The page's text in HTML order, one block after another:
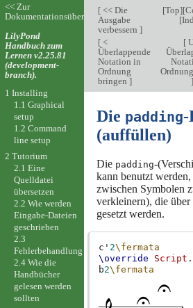
[<< Die
Ausgabe
verbessern ]
[Top][
[
[<
Überlappende
Notation in
Ordnung
bringen ]
[
]
Die padding-
(auffüllen)
Die padding-
kann benutzt
zwischen Symbolen
verkleinern), die
gesetzt werden.
c' 2\fermata
\override
Script .
b2\fermata
<< Zur
Dokumentationsübersicht
LilyPond
Handbuch zum
Lernen v2.25.81
(development-
branch).
1 Installing
1.1 Graphical
setup
1.2 Command
line setup
2 Tutorium
2.1 Eine
Quelldatei
übersetzen
2.2 Wie werden
Eingabe-Dateien
geschrieben
2.3
Fehlerbehandlung
2.4 Wie die
Handbücher
gelesen werden
sollten